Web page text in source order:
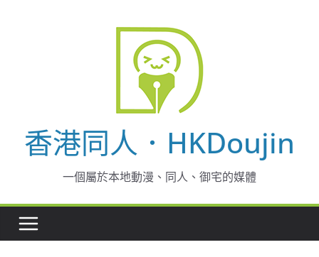
香港同人．HKDoujin
一個屬於本地動漫、同人、御宅的媒體